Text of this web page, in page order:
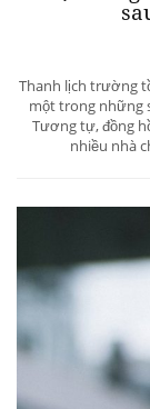
Thanh lịch trường
một trong những
Tương tự, đồng
nhiều nhà